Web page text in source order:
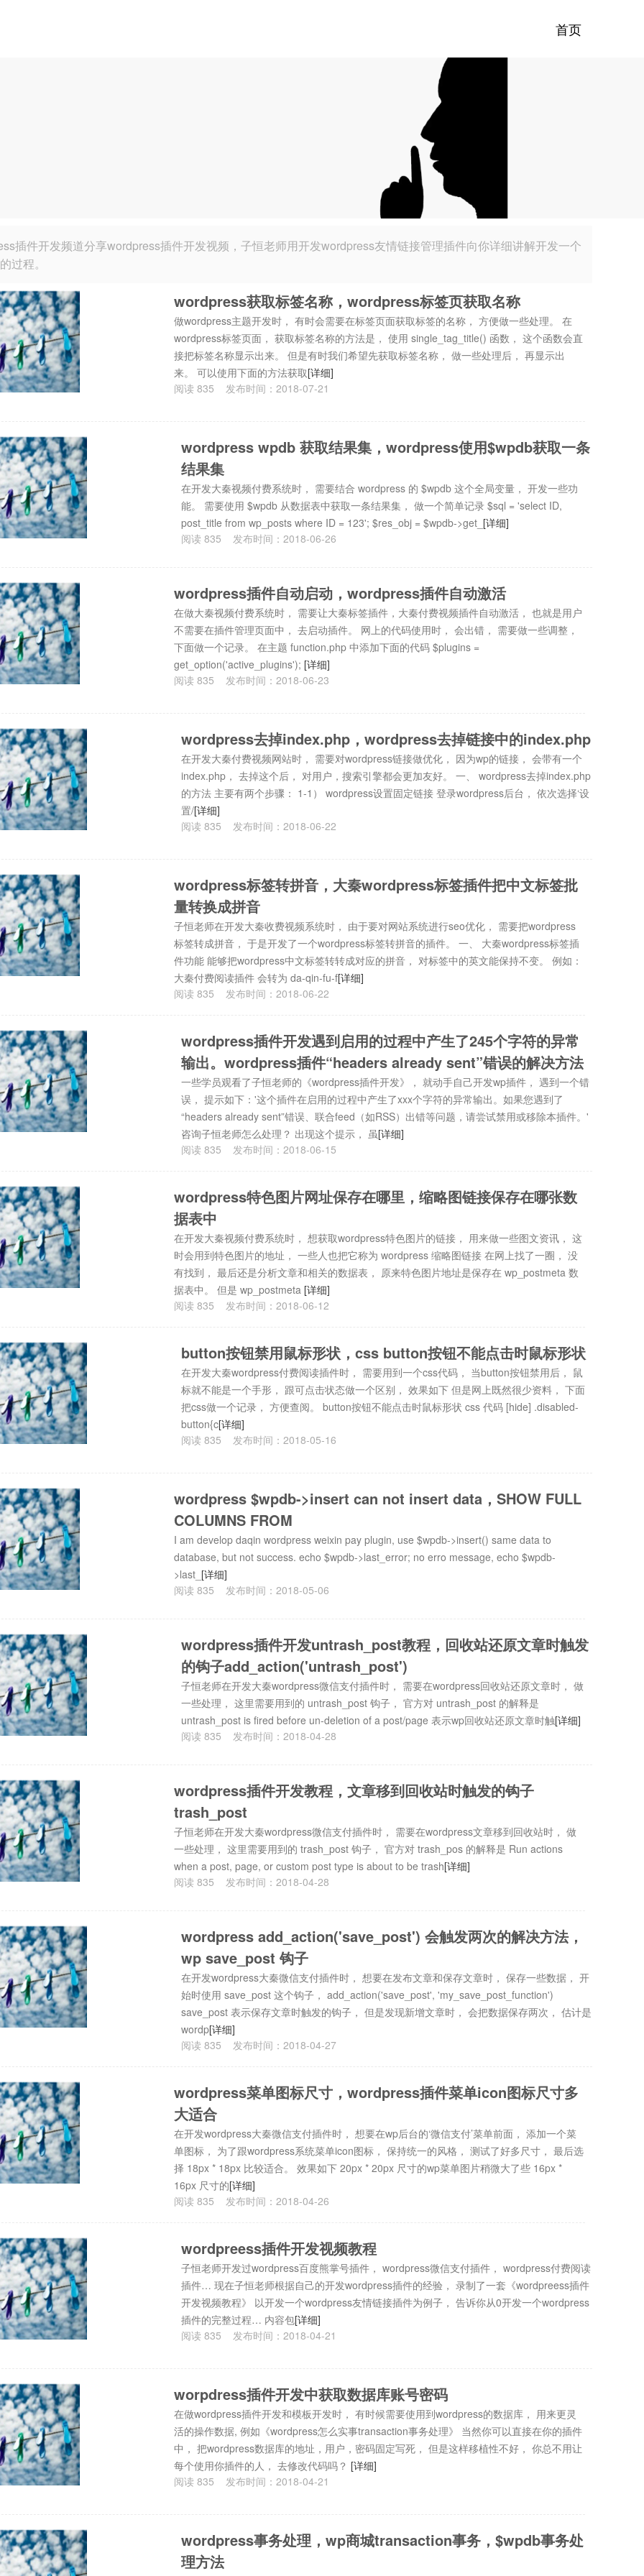
首页
插件开发频道分享wordpress插件开发视频，子恒老师用开发wordpress友情链接管理插件向你详细讲解开发一个
过程。
wordpress获取标签名称，wordpress标签页获取名称
做wordpress主题开发时， 有时会需要在标签页面获取标签的名称， 方便做一些处理。 在
wordpress标签页面， 获取标签名称的方法是， 使用 single_tag_title() 函数， 这个函数会直
接把标签名称显示出来。 但是有时我们希望先获取标签名称， 做一些处理后， 再显示出
来。 可以使用下面的方法获取[详细]
阅读835 发布时间：2018-07-21
wordpress wpdb 获取结果集，wordpress使用$wpdb获取一条
结果集
在开发大秦视频付费系统时， 需要结合 wordpress 的 $wpdb 这个全局变量， 开发一些功
能。 需要使用 $wpdb 从数据表中获取一条结果集， 做一个简单记录 $sql = 'select ID,
post_title from wp_posts where ID = 123'; $res_obj = $wpdb->get_ [详细]
阅读835 发布时间：2018-06-26
wordpress插件自动启动，wordpress插件自动激活
在做大秦视频付费系统时， 需要让大秦标签插件，大秦付费视频插件自动激活， 也就是用户
不需要在插件管理页面中， 去启动插件。 网上的代码使用时， 会出错， 需要做一些调整，
下面做一个记录。 在主题 function.php 中添加下面的代码 $plugins =
get_option('active_plugins'); [详细]
阅读835 发布时间：2018-06-23
wordpress去掉index.php，wordpress去掉链接中的index.php
在开发大秦付费视频网站时， 需要对wordpress链接做优化， 因为wp的链接， 会带有一个
index.php， 去掉这个后， 对用户，搜索引擎都会更加友好。 一、 wordpress去掉index.php
的方法 主要有两个步骤： 1-1） wordpress设置固定链接 登录wordpress后台， 依次选择‘设
置/[详细]
阅读835 发布时间：2018-06-22
wordpress标签转拼音，大秦wordpress标签插件把中文标签批
量转换成拼音
子恒老师在开发大秦收费视频系统时， 由于要对网站系统进行seo优化， 需要把wordpress
标签转成拼音， 于是开发了一个wordpress标签转拼音的插件。 一、 大秦wordpress标签插
件功能 能够把wordpress中文标签转转成对应的拼音， 对标签中的英文能保持不变。 例如：
大秦付费阅读插件 会转为 da-qin-fu-f[详细]
阅读835 发布时间：2018-06-22
wordpress插件开发遇到启用的过程中产生了245个字符的异常
输出。wordpress插件“headers already sent”错误的解决方法
一些学员观看了子恒老师的《wordpress插件开发》， 就动手自己开发wp插件， 遇到一个错
误， 提示如下：'这个插件在启用的过程中产生了xxx个字符的异常输出。如果您遇到了
“headers already sent”错误、联合feed（如RSS）出错等问题，请尝试禁用或移除本插件。'
咨询子恒老师怎么处理？ 出现这个提示， 虽[详细]
阅读835 发布时间：2018-06-15
wordpress特色图片网址保存在哪里，缩略图链接保存在哪张数
据表中
在开发大秦视频付费系统时， 想获取wordpress特色图片的链接， 用来做一些图文资讯， 这
时会用到特色图片的地址， 一些人也把它称为 wordpress 缩略图链接 在网上找了一圈， 没
有找到， 最后还是分析文章和相关的数据表， 原来特色图片地址是保存在 wp_postmeta 数
据表中。 但是 wp_postmeta [详细]
阅读835 发布时间：2018-06-12
button按钮禁用鼠标形状，css button按钮不能点击时鼠标形状
在开发大秦wordpress付费阅读插件时， 需要用到一个css代码， 当button按钮禁用后， 鼠
标就不能是一个手形， 跟可点击状态做一个区别， 效果如下 但是网上既然很少资料， 下面
把css做一个记录， 方便查阅。 button按钮不能点击时鼠标形状 css 代码 [hide] .disabled-
button{c[详细]
阅读835 发布时间：2018-05-16
wordpress $wpdb->insert can not insert data，SHOW FULL
COLUMNS FROM
I am develop daqin wordpress weixin pay plugin, use $wpdb->insert() same data to
database, but not success. echo $wpdb->last_error; no erro message, echo $wpdb-
>last_ [详细]
阅读835 发布时间：2018-05-06
wordpress插件开发untrash_post教程，回收站还原文章时触发
的钩子add_action('untrash_post')
子恒老师在开发大秦wordpress微信支付插件时， 需要在wordpress回收站还原文章时， 做
一些处理， 这里需要用到的 untrash_post 钩子， 官方对 untrash_post 的解释是
untrash_post is fired before un-deletion of a post/page 表示wp回收站还原文章时触[详细]
阅读835 发布时间：2018-04-28
wordpress插件开发教程，文章移到回收站时触发的钩子
trash_post
子恒老师在开发大秦wordpress微信支付插件时， 需要在wordpress文章移到回收站时， 做
一些处理， 这里需要用到的 trash_post 钩子， 官方对 trash_pos 的解释是 Run actions
when a post, page, or custom post type is about to be trash[详细]
阅读835 发布时间：2018-04-28
wordpress add_action('save_post') 会触发两次的解决方法，
wp save_post 钩子
在开发wordpress大秦微信支付插件时， 想要在发布文章和保存文章时， 保存一些数据， 开
始时使用 save_post 这个钩子， add_action('save_post', 'my_save_post_function')
save_post 表示保存文章时触发的钩子， 但是发现新增文章时， 会把数据保存两次， 估计是
wordp[详细]
阅读835 发布时间：2018-04-27
wordpress菜单图标尺寸，wordpress插件菜单icon图标尺寸多
大适合
在开发wordpress大秦微信支付插件时， 想要在wp后台的‘微信支付’菜单前面， 添加一个菜
单图标， 为了跟wordpress系统菜单icon图标， 保持统一的风格， 测试了好多尺寸， 最后选
择 18px * 18px 比较适合。 效果如下 20px * 20px 尺寸的wp菜单图片稍微大了些 16px *
16px 尺寸的[详细]
阅读835 发布时间：2018-04-26
wordpreess插件开发视频教程
子恒老师开发过wordpress百度熊掌号插件， wordpress微信支付插件， wordpress付费阅读
插件… 现在子恒老师根据自己的开发wordpress插件的经验， 录制了一套《wordpreess插件
开发视频教程》 以开发一个wordpress友情链接插件为例子， 告诉你从0开发一个wordpress
插件的完整过程… 内容包[详细]
阅读835 发布时间：2018-04-21
worpdress插件开发中获取数据库账号密码
在做wordpress插件开发和模板开发时， 有时候需要使用到wordpress的数据库， 用来更灵
活的操作数据, 例如《wordpress怎么实事transaction事务处理》 当然你可以直接在你的插件
中， 把wordpress数据库的地址，用户，密码固定写死， 但是这样移植性不好， 你总不用让
每个使用你插件的人， 去修改代码吗？ [详细]
阅读835 发布时间：2018-04-21
wordpress事务处理，wp商城transaction事务，$wpdb事务处
理方法